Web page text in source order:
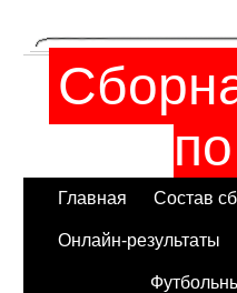
Главная Состав
Онлайн-результаты